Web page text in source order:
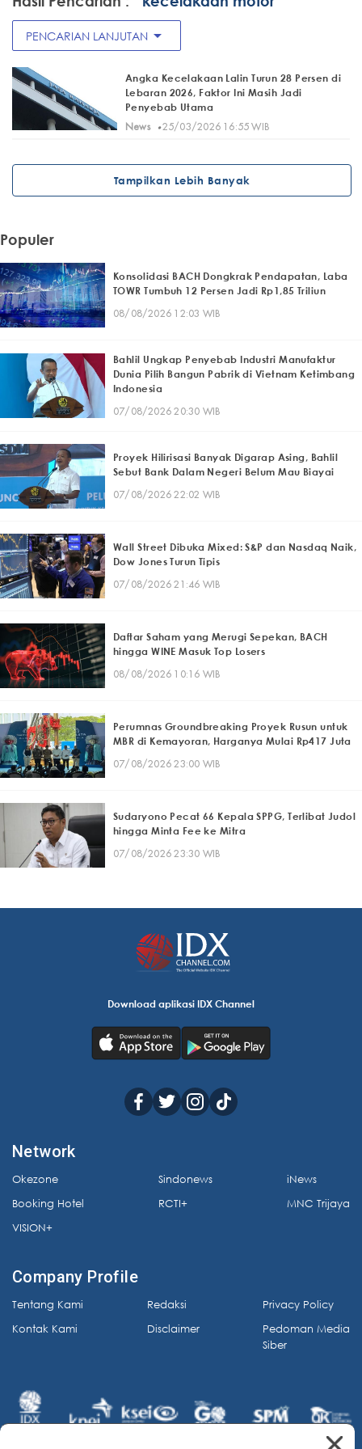
PENCARIAN LANJUTAN arrow_drop_down
Angka Kecelakaan Lalin Turun 28 Persen di
Lebaran 2026, Faktor Ini Masih Jadi
Penyebab Utama
News· 25/03/2026 16:55 WIB
Tampilkan Lebih Banyak
Populer
Konsolidasi BACH Dongkrak Pendapatan, Laba
TOWR Tumbuh 12 Persen Jadi Rp1,85 Triliun
08/08/2026 12:03 WIB
Bahlil Ungkap Penyebab Industri Manufaktur
Dunia Pilih Bangun Pabrik di Vietnam Ketimbang
Indonesia
07/08/2026 20:30 WIB
Proyek Hilirisasi Banyak Digarap Asing, Bahlil
Sebut Bank Dalam Negeri Belum Mau Biayai
07/08/2026 22:02 WIB
Wall Street Dibuka Mixed: S&P dan Nasdaq Naik,
Dow Jones Turun Tipis
07/08/2026 21:46 WIB
Daftar Saham yang Merugi Sepekan, BACH
hingga WINE Masuk Top Losers
08/08/2026 10:16 WIB
Perumnas Groundbreaking Proyek Rusun untuk
MBR di Kemayoran, Harganya Mulai Rp417 Juta
07/08/2026 23:00 WIB
Sudaryono Pecat 66 Kepala SPPG, Terlibat Judol
hingga Minta Fee ke Mitra
07/08/2026 23:30 WIB
Download aplikasi IDX Channel
Network
Okezone
Booking Hotel
VISION+
Sindonews
RCTI+
iNews
MNC Trijaya
Company Profile
Tentang Kami
Kontak Kami
Redaksi
Disclaimer
Privacy Policy
Pedoman Media
Siber